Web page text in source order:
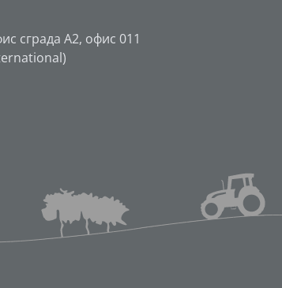
сграда А2, офис 011